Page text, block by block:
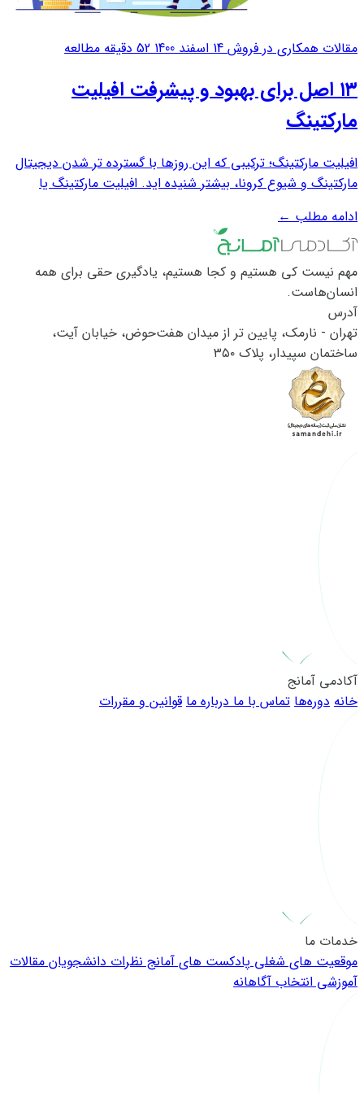
مقالات همکاری در فروش 14 اسفند 1400 52 دقیقه مطالعه
١٣ اصل برای بهبود و پیشرفت افیلیت
مارکتینگ
افیلیت مارکتینگ؛ ترکیبی که این روزها با گسترده تر شدن دیجیتال
مارکتینگ و شیوع کرونا، بیشتر شنیده اید. افیلیت مارکتینگ یا
خدمات و محصولات یک شرکت، کمیسیون خودتان را دریافت می
کنید. این کار یکی از روش...
ادامه مطلب←
مهم نیست کی هستیم و کجا هستیم، یادگیری حقی برای همه
انسان‌هاست.
آدرس
تهران - نارمک، پایین تر از میدان هفت‌حوض، خیابان آیت،
ساختمان سپیدار، پلاک ۳۵۰
آکادمی آمانج
خانه دوره‌ها تماس با مادرباره ما قوانین و مقررات
خدمات ما
موقعیت های شغلیپادکست های آمانجنظرات دانشجویانمقالات
آموزشیانتخاب آگاهانه